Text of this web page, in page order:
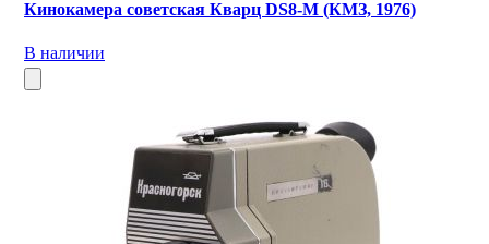
Кинокамера советская Кварц DS8-M (КМЗ, 1976)
В наличии